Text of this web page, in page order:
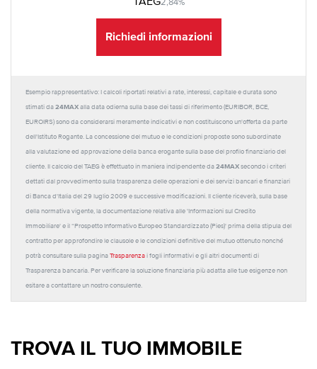
2,84%
Richiedi informazioni
Esempio rappresentativo: I calcoli riportati relativi a rate, interessi, capitale e durata sono
stimati da 24MAX alla data odierna sulla base dei tassi di riferimento (EURIBOR, BCE,
EUROIRS) sono da considerarsi meramente indicativi e non costituiscono un'offerta da parte
dell'Istituto Rogante. La concessione del mutuo e le condizioni proposte sono subordinate
alla valutazione ed approvazione della banca erogante sulla base del profilo finanziario del
cliente. Il calcolo del TAEG è effettuato in maniera indipendente da 24MAX secondo i criteri
dettati dal provvedimento sulla trasparenza delle operazioni e dei servizi bancari e finanziari
di Banca d'Italia del 29 luglio 2009 e successive modificazioni. Il cliente riceverà, sulla base
della normativa vigente, la documentazione relativa alle 'Informazioni sul Credito
Immobiliare' e il “Prospetto Informativo Europeo Standardizzato (Pies)' prima della stipula del
contratto per approfondire le clausole e le condizioni definitive del mutuo ottenuto nonché
potrà consultare sulla pagina Trasparenza i fogli informativi e gli altri documenti di
Trasparenza bancaria. Per verificare la soluzione finanziaria più adatta alle tue esigenze non
esitare a contattare un nostro consulente.
TROVA IL TUO IMMOBILE